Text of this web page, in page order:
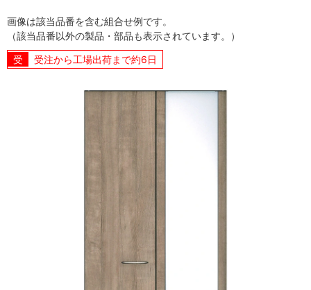
画像は該当品番を含む組合せ例です。
（該当品番以外の製品・部品も表示されています。）
受注から工場出荷まで約6日